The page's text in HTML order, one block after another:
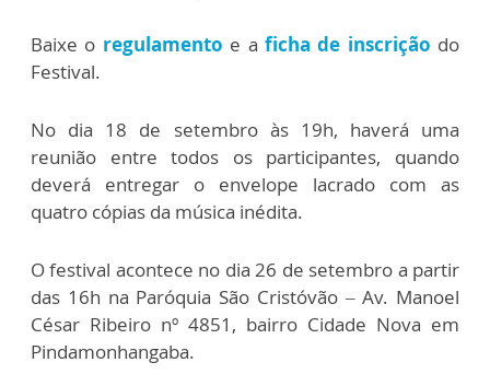
Baixe o regulamento e a ficha de inscrição do
Festival.
No dia 18 de setembro às 19h, haverá uma
reunião entre todos os participantes, quando
deverá entregar o envelope lacrado com as
quatro cópias da música inédita.
O festival acontece no dia 26 de setembro a partir
das 16h na Paróquia São Cristóvão – Av. Manoel
César Ribeiro nº 4851, bairro Cidade Nova em
Pindamonhangaba.